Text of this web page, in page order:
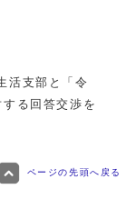
活支部と「令
る回答交渉を
ページの先頭へ戻る